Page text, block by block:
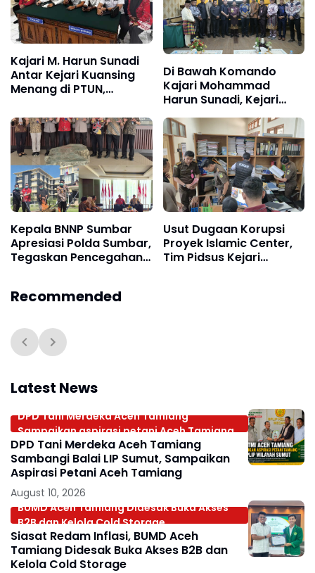
Kajari M. Harun Sunadi
Antar Kejari Kuansing
Menang di PTUN,
Daerah dan Potensi
Kerugian Rp22,1 Miliar
Di Bawah Komando
Kajari Mohammad
Harun Sunadi, Kejari
Kuansing Berhasil
Amankan Rp74,97 Miliar
Keuangan Negara
Kepala BNNP Sumbar
Apresiasi Polda Sumbar,
Tegaskan Pencegahan
Usut Dugaan Korupsi
Proyek Islamic Center,
Tim Pidsus Kejari
Recommended
Latest News
DPD Tani Merdeka Aceh Tamiang
Sampaikan aspirasi petani Aceh Tamiang
DPD Tani Merdeka Aceh Tamiang
Sambangi Balai LIP Sumut, Sampaikan
Aspirasi Petani Aceh Tamiang
August 10, 2026
BUMD Aceh Tamiang Didesak Buka Akses
B2B dan Kelola Cold Storage.
Siasat Redam Inflasi, BUMD Aceh
Tamiang Didesak Buka Akses B2B dan
Kelola Cold Storage